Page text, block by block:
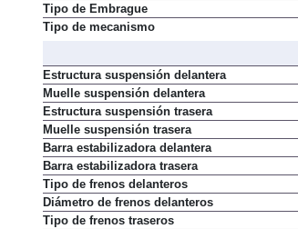
Tipo de Embrague
Tipo de mecanismo
Estructura suspensión delantera
Muelle suspensión delantera
Estructura suspensión trasera
Muelle suspensión trasera
Barra estabilizadora delantera
Barra estabilizadora trasera
Tipo de frenos delanteros
Diámetro de frenos delanteros
Tipo de frenos traseros